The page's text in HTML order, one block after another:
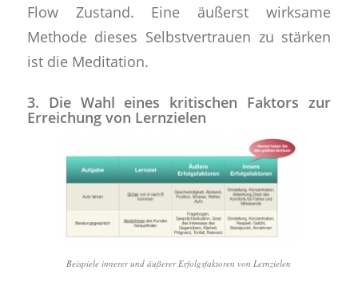
Flow Zustand. Eine äußerst wirksame
Methode dieses Selbstvertrauen zu stärken
ist die Meditation.
3. Die Wahl eines kritischen Faktors zur
Erreichung von Lernzielen
Beispiele innerer und äußerer Erfolgsfaktoren von Lernzielen